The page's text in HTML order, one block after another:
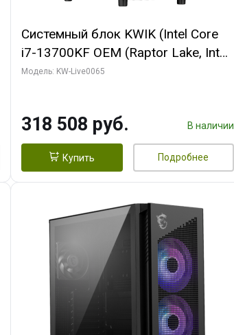
Системный блок KWIK (Intel Core
i7-13700KF OEM (Raptor Lake, Intel
7, C16 8EC/8PC/ 64 ГБ ОЗУ (2
2/ 1 ТБ SSD)
Модель: KW-Live0065
318 508 руб. В наличии
Купить Подробнее